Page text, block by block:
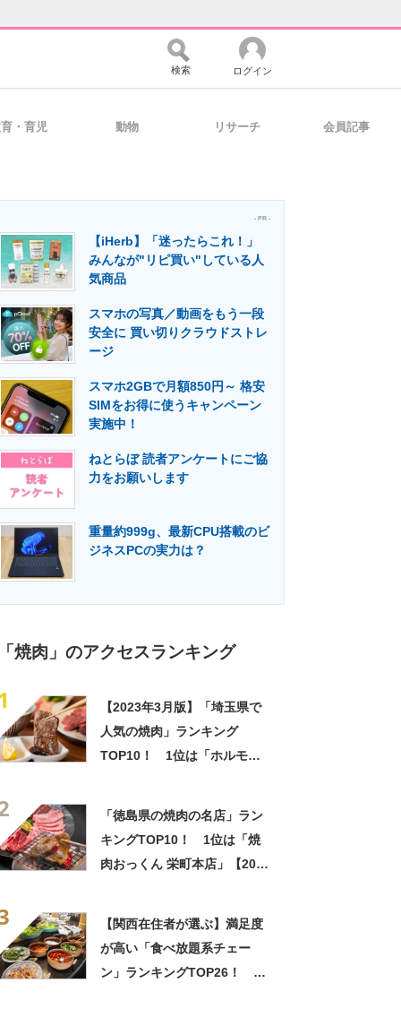
ミュニティ マーケ×ITの今がよく分かる
活用を支援
メディア 建設×テクノロジーの最前線
検索 ログイン
・育児 動物 リサーチ 会員記事
- PR -
【iHerb】「迷ったらこれ！」
みんなが"リピ買い"している人
気商品
スマホの写真／動画をもう一段
安全に 買い切りクラウドストレ
ージ
スマホ2GBで月額850円～ 格安
SIMをお得に使うキャンペーン
実施中！
ねとらぼ 読者アンケートにご協
力をお願いします
重量約999g、最新CPU搭載のビ
ジネスPCの実力は？
「焼肉」のアクセスランキング
【2023年3月版】「埼玉県で
人気の焼肉」ランキング
TOP10！ 1位は「ホルモン
「徳島県の焼肉の名店」ラン
キングTOP10！ 1位は「焼
肉おっくん 栄町本店」【2022
【関西在住者が選ぶ】満足度
が高い「食べ放題系チェー
ン」ランキングTOP26！ 第